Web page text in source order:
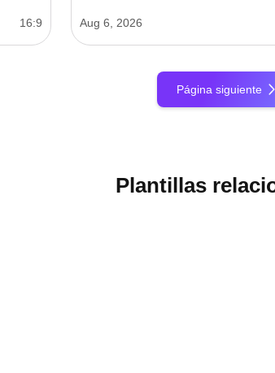
16:9 Aug 6, 2026
Página siguiente
Plantillas